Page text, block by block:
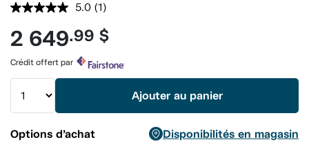
5.0 Lire
commentaire.
Lien
la
même
(1)
2 649.99 $
Crédit offert par
Ajouter au panier
Options d’achat
Disponibilités en magasin